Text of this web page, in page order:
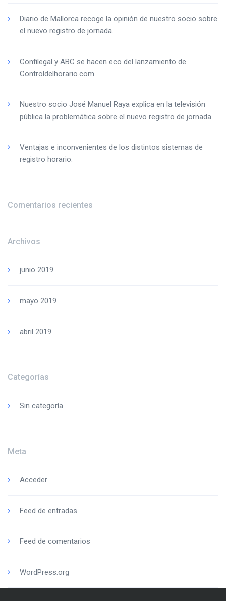
Diario de Mallorca recoge la opinión de nuestro socio sobre
el nuevo registro de jornada.
Confilegal y ABC se hacen eco del lanzamiento de
Controldelhorario.com
Nuestro socio José Manuel Raya explica en la televisión
pública la problemática sobre el nuevo registro de jornada.
Ventajas e inconvenientes de los distintos sistemas de
registro horario.
Comentarios recientes
Archivos
junio 2019
mayo 2019
abril 2019
Categorías
Sin categoría
Meta
Acceder
Feed de entradas
Feed de comentarios
WordPress.org